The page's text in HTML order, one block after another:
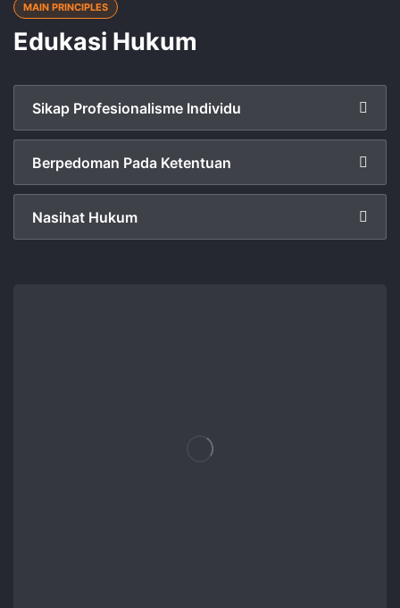
MAIN PRINCIPLES
Edukasi Hukum
Sikap Profesionalisme Individu
Berpedoman Pada Ketentuan
Nasihat Hukum